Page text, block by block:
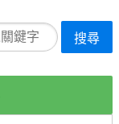
搜尋